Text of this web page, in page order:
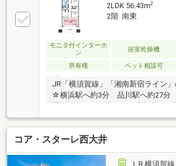
2LDK 56.43m2
2階 南東
モニタ付インターホ
ン
浴室乾燥機
所有権 ペット相談可
JR「横須賀線」「湘南新宿ライン
☆横浜駅へ約3分 品川駅へ約27分
群の利便性☆彡「保土ヶ谷」駅周辺
「CIAL保土ヶ谷」、深夜1時まで営
シティオ」など商業施設が充実して
からファミリーまで生活しやすい環
落ち着いた閑静な住宅街が広がる
コア・スターレ西大井
ＪＲ横須賀